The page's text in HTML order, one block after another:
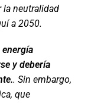
la neutralidad
a 2050.
energía
y debería
. Sin embargo,
que